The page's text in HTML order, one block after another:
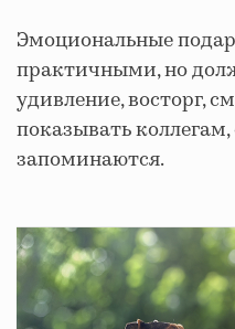
Эмоциональные
практичными, но
удивление, восторг,
показывать
запоминаются.